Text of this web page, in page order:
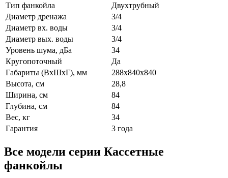
Тип фанкойла
Двухтрубный
Диаметр дренажа
3/4
Диаметр вх. воды
3/4
Диаметр вых. воды
3/4
Уровень шума, дБа
34
Кругопоточный
Да
Габариты (ВxШxГ), мм
288х840х840
Высота, см
28,8
Ширина, см
84
Глубина, см
84
Вес, кг
34
Гарантия
3 года
Все модели серии Кассетные
фанкойлы